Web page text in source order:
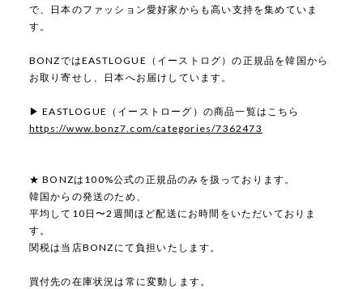
で、日本のファッション愛好家からも高い支持を集めていま
す。
BONZではEASTLOGUE（イーストログ）の正規品を韓国から
お取り寄せし、日本へお届けしています。
▶ EASTLOGUE（イーストローグ）の商品一覧はこちら
https://www.bonz7.com/categories/7362473
★ BONZは100%公式の正規品のみを扱っております。
韓国からの発送のため、
平均して10日〜2週間ほど配送にお時間をいただいておりま
す。
関税は当店BONZにて負担いたします。
買付先の在庫状況は常に変動します。